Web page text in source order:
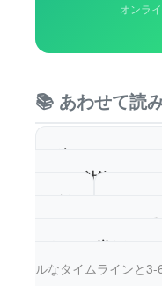
オンラ
📚 あわせて読
ダイエットとカロ
カロリー計算
→ カロ
全解説
カロリ
カロリーに現れない
はすぐには増えない
ルなタイムラインと3-